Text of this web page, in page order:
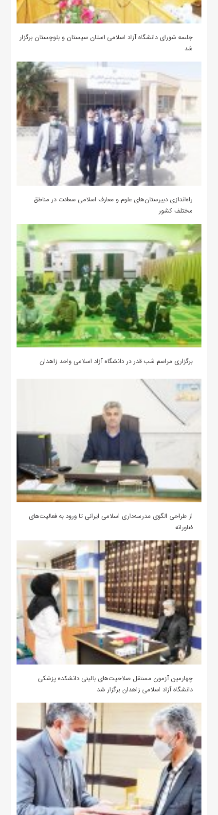
جلسه شورای دانشگاه آزاد اسلامی استان سیستان و بلوچستان برگزار
شد
‌راه‌اندازی دبیرستان‌های علوم و معارف اسلامی سعادت در مناطق
مختلف کشور
برگزاری مراسم شب قدر در دانشگاه آزاد اسلامی واحد زاهدان
از طراحی الگوی مدرسه‌داری اسلامی ایرانی تا ورود به فعالیت‌های
فناورانه
چهارمین آزمون مستقل صلاحیت‌های بالینی دانشکده پزشکی
دانشگاه آزاد اسلامی زاهدان برگزار شد